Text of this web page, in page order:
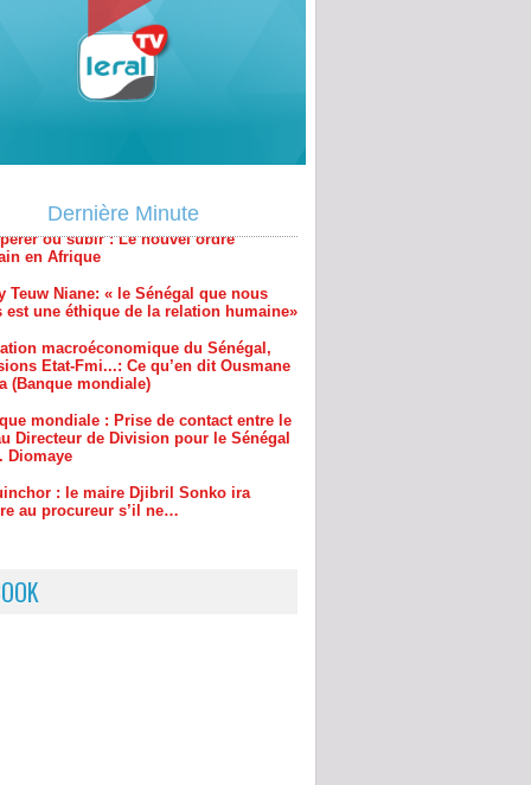
Dernière Minute
sénégalo-mauritanien : Le point de
ou subir : Le nouvel ordre
Teuw Niane: « le Sénégal que nous
est une éthique de la relation humaine»
Etat-Fmi...: Ce qu’en dit Ousmane
(Banque mondiale)
mondiale : Prise de contact entre le
Directeur de Division pour le Sénégal
Diomaye
: le maire Djibril Sonko ira
au procureur s’il ne…